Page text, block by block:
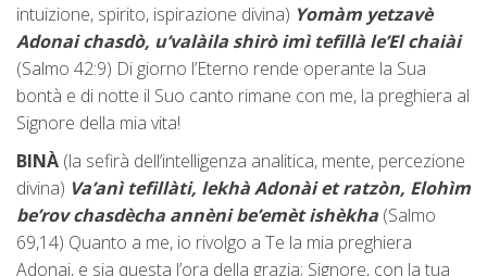
intuizione, spirito, ispirazione divina) Yomàm yetzavè
Adonai chasdò, u’valàila shirò imì tefillà le’El chaiài
(Salmo 42:9) Di giorno l’Eterno rende operante la Sua
bontà e di notte il Suo canto rimane con me, la preghiera al
Signore della mia vita!
BINÀ (la sefirà dell’intelligenza analitica, mente, percezione
divina) Va’anì tefillàti, lekhà Adonài et ratzòn, Elohìm
be’rov chasdècha annèni be’emèt ishèkha (Salmo
69,14) Quanto a me, io rivolgo a Te la mia preghiera
Adonai, e sia questa l’ora della grazia; Signore, con la tua